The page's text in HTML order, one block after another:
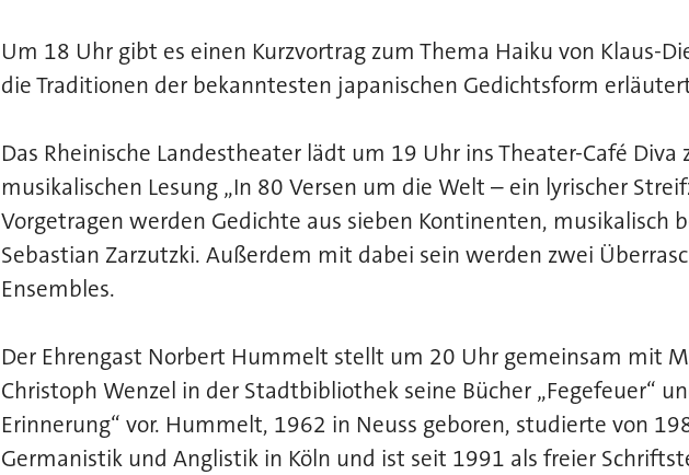
Um 18 Uhr gibt es einen Kurzvortrag zum Thema Haiku von Klaus-
die Traditionen der bekanntesten japanischen Gedichtsform
Das Rheinische Landestheater lädt um 19 Uhr ins Theater-Café Diva
musikalischen Lesung „In 80 Versen um die Welt – ein lyrischer
Vorgetragen werden Gedichte aus sieben Kontinenten, musikalisch
Sebastian Zarzutzki. Außerdem mit dabei sein werden zwei
Ensembles.
Der Ehrengast Norbert Hummelt stellt um 20 Uhr gemeinsam mit
Christoph Wenzel in der Stadtbibliothek seine Bücher „Fegefeuer“
Erinnerung“ vor. Hummelt, 1962 in Neuss geboren, studierte von
Germanistik und Anglistik in Köln und ist seit 1991 als freier